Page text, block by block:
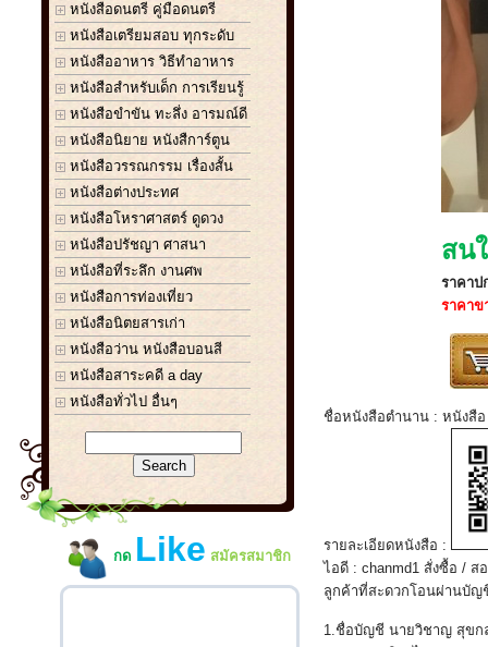
หนังสือดนตรี คู่มือดนตรี
หนังสือเตรียมสอบ ทุกระดับ
หนังสืออาหาร วิธีทำอาหาร
หนังสือสำหรับเด็ก การเรียนรู้
หนังสือขำขัน ทะลึ่ง อารมณ์ดี
หนังสือนิยาย หนังสืการ์ตูน
หนังสือวรรณกรรม เรื่องสั้น
หนังสือต่างประทศ
หนังสือโหราศาสตร์ ดูดวง
หนังสือปรัชญา ศาสนา
หนังสือที่ระลึก งานศพ
หนังสือการท่องเที่ยว
หนังสือนิตยสารเก่า
หนังสือว่าน หนังสือบอนสี
หนังสือสาระคดี a day
หนังสือทั่วไป อื่นๆ
กด Like สมัครสมาชิก
สน
ราคาป
ราคาข
ชื่อหนังสือตำนาน : หนังสื
รายละเอียดหนังสือ :
ไอดี : chanmd1 สั่งซื้อ / สอ
ลูกค้าที่สะดวกโอนผ่านบัญ
1.ชื่อบัญชี นายวิชาญ สุขก